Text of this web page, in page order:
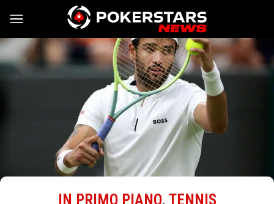
Vai al contenuto
IN PRIMO PIANO, TENNIS